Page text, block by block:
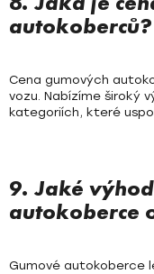
autokoberců?
Cena gumových
vozu. Nabízíme široký
kategoriích, které
9. Jaké
autokoberce
Gumové autokoberce